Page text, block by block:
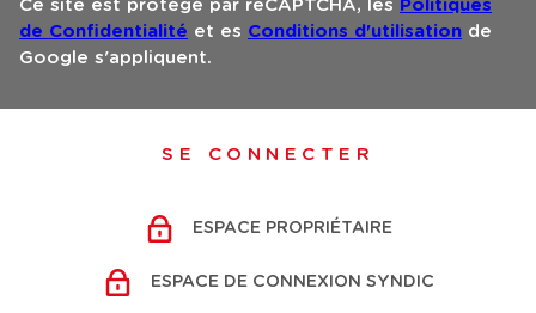
Ce site est protégé par reCAPTCHA, les Politiques
de Confidentialité et es Conditions d'utilisation de
Google s'appliquent.
SE CONNECTER
ESPACE PROPRIÉTAIRE
ESPACE DE CONNEXION SYNDIC